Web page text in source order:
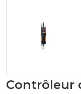
Contrôleur